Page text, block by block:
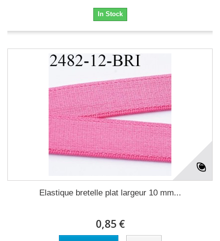
In Stock
Elastique bretelle plat largeur 10 mm...
0,85 €